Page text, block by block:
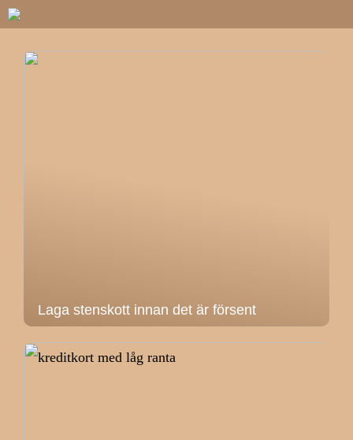
Laga stenskott innan det är försent